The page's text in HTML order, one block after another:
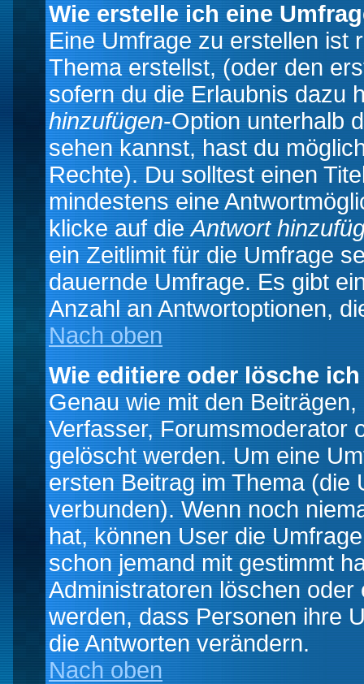
Wie erstelle ich eine
Eine Umfrage zu erstellen ist
Thema erstellst, (oder den
sofern du die Erlaubnis dazu
hinzufügen-Option unterhalb
sehen kannst, hast du
Rechte). Du solltest einen
mindestens eine
klicke auf dieAntwort
ein Zeitlimit für die Umfrage
dauernde Umfrage. Es gibt
Anzahl an Antwortoptionen,
Nach oben
Wie editiere oder lösche
Genau wie mit den
Verfasser, Forumsmoderator
gelöscht werden. Um eine
ersten Beitrag im Thema (die
verbunden). Wenn noch
hat, können User die
schon jemand mit gestimmt
Administratoren löschen
werden, dass Personen ihre
die Antworten verändern.
Nach oben